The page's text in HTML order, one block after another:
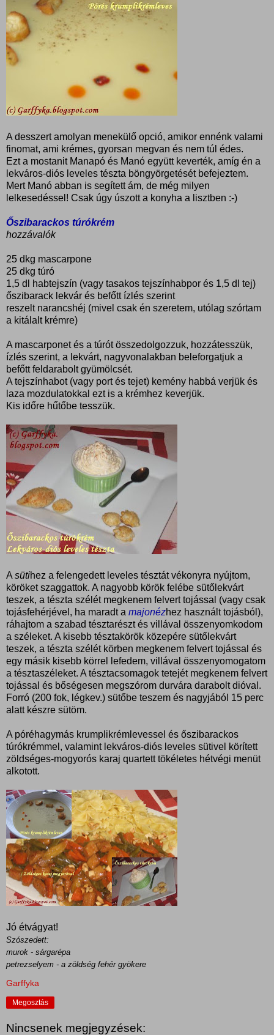
A desszert amolyan menekülő opció, amikor ennénk valami
finomat, ami krémes, gyorsan megvan és nem túl édes.
Ezt a mostanit Manapó és Manó együtt keverték, amíg én a
lekváros-diós leveles tészta böngyörgetését befejeztem.
Mert Manó abban is segített ám, de még milyen
lelkesedéssel! Csak úgy úszott a konyha a lisztben :-)
Őszibarackos túrókrém
hozzávalók
25 dkg mascarpone
25 dkg túró
1,5 dl habtejszín (vagy tasakos tejszínhabpor és 1,5 dl tej)
őszibarack lekvár és befőtt ízlés szerint
reszelt narancshéj (mivel csak én szeretem, utólag szórtam
a kitálalt krémre)
A mascarponet és a túrót összedolgozzuk, hozzátesszük,
ízlés szerint, a lekvárt, nagyvonalakban beleforgatjuk a
befőtt feldarabolt gyümölcsét.
A tejszínhabot (vagy port és tejet) kemény habbá verjük és
laza mozdulatokkal ezt is a krémhez keverjük.
Kis időre hűtőbe tesszük.
A sütihez a felengedett leveles tésztát vékonyra nyújtom,
köröket szaggattok. A nagyobb körök felébe sütőlekvárt
teszek, a tészta szélét megkenem felvert tojással (vagy csak
tojásfehérjével, ha maradt a majonézhez használt tojásból),
ráhajtom a szabad tésztarészt és villával összenyomkodom
a széleket. A kisebb tésztakörök közepére sütőlekvárt
teszek, a tészta szélét körben megkenem felvert tojással és
egy másik kisebb körrel lefedem, villával összenyomogatom
a tésztaszéleket. A tésztacsomagok tetejét megkenem felvert
tojással és bőségesen megszórom durvára darabolt dióval.
Forró (200 fok, légkev.) sütőbe teszem és nagyjából 15 perc
alatt készre sütöm.
A póréhagymás krumplikrémlevessel és őszibarackos
túrókrémmel, valamint lekváros-diós leveles sütivel körített
zöldséges-mogyorós karaj quartett tökéletes hétvégi menüt
alkotott.
Jó étvágyat!
Szószedett:
murok - sárgarépa
petrezselyem - a zöldség fehér gyökere
Garffyka
Megosztás
Nincsenek megjegyzések: